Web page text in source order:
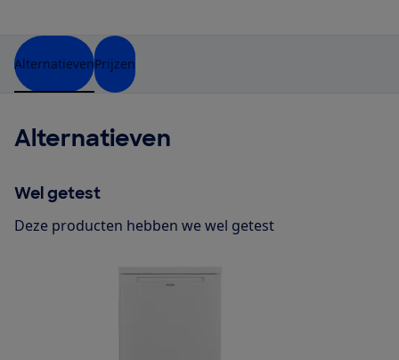
AlternatievenPrijzen
Alternatieven
Wel getest
Deze producten hebben we wel getest